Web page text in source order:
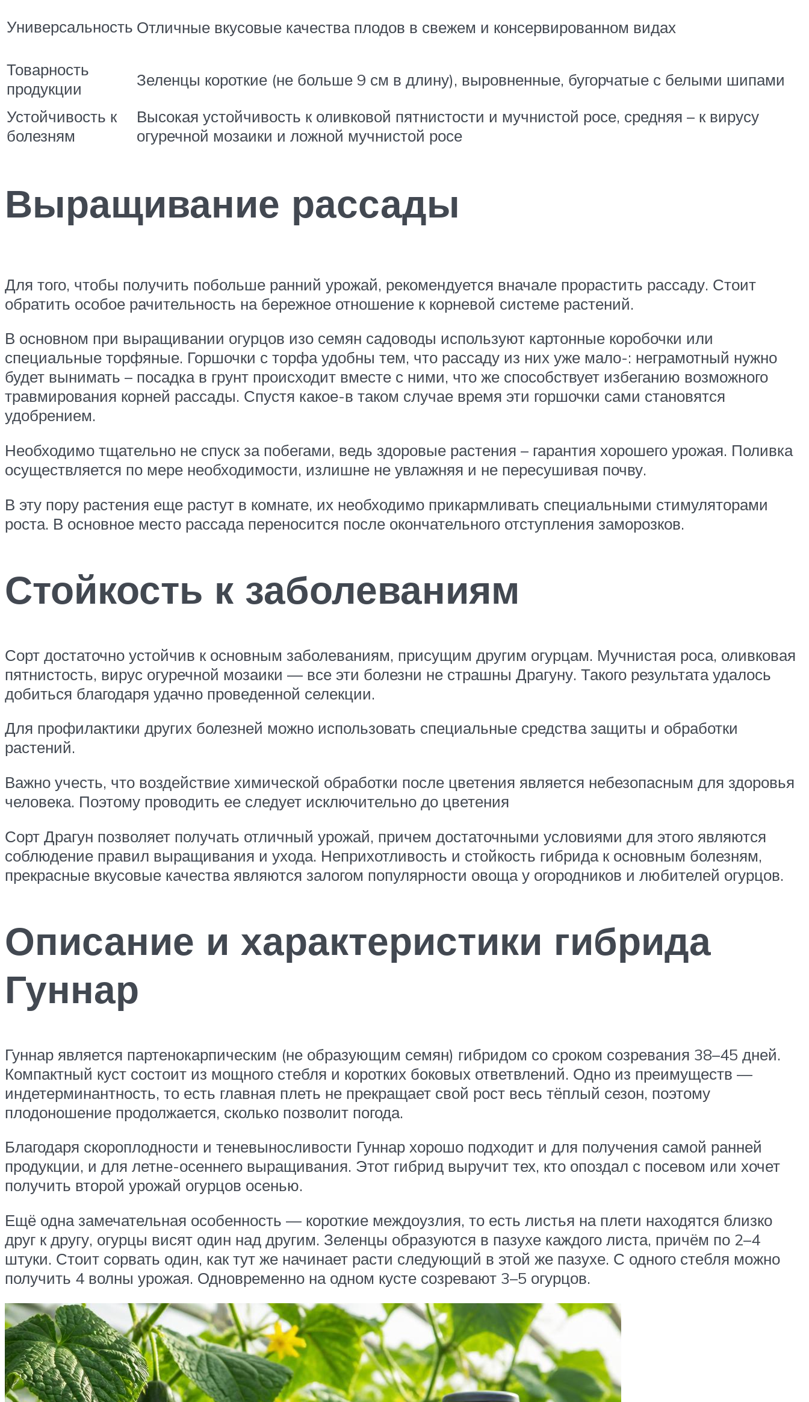
Универсальность Отличные вкусовые качества плодов в свежем и консервированном видах
Товарность
продукции
Зеленцы короткие (не больше 9 см в длину), выровненные, бугорчатые с белыми шипами
Устойчивость к
болезням
Высокая устойчивость к оливковой пятнистости и мучнистой росе, средняя – к вирусу
огуречной мозаики и ложной мучнистой росе
Выращивание рассады
Для того, чтобы получить побольше ранний урожай, рекомендуется вначале прорастить рассаду. Стоит
обратить особое рачительность на бережное отношение к корневой системе растений.
В основном при выращивании огурцов изо семян садоводы используют картонные коробочки или
специальные торфяные. Горшочки с торфа удобны тем, что рассаду из них уже мало-: неграмотный нужно
будет вынимать – посадка в грунт происходит вместе с ними, что же способствует избеганию возможного
травмирования корней рассады. Спустя какое-в таком случае время эти горшочки сами становятся
удобрением.
Необходимо тщательно не спуск за побегами, ведь здоровые растения – гарантия хорошего урожая. Поливка
осуществляется по мере необходимости, излишне не увлажняя и не пересушивая почву.
В эту пору растения еще растут в комнате, их необходимо прикармливать специальными стимуляторами
роста. В основное место рассада переносится после окончательного отступления заморозков.
Стойкость к заболеваниям
Сорт достаточно устойчив к основным заболеваниям, присущим другим огурцам. Мучнистая роса, оливковая
пятнистость, вирус огуречной мозаики — все эти болезни не страшны Драгуну. Такого результата удалось
добиться благодаря удачно проведенной селекции.
Для профилактики других болезней можно использовать специальные средства защиты и обработки
растений.
Важно учесть, что воздействие химической обработки после цветения является небезопасным для здоровья
человека. Поэтому проводить ее следует исключительно до цветения
Сорт Драгун позволяет получать отличный урожай, причем достаточными условиями для этого являются
соблюдение правил выращивания и ухода. Неприхотливость и стойкость гибрида к основным болезням,
прекрасные вкусовые качества являются залогом популярности овоща у огородников и любителей огурцов.
Описание и характеристики гибрида
Гуннар
Гуннар является партенокарпическим (не образующим семян) гибридом со сроком созревания 38–45 дней.
Компактный куст состоит из мощного стебля и коротких боковых ответвлений. Одно из преимуществ —
индетерминантность, то есть главная плеть не прекращает свой рост весь тёплый сезон, поэтому
плодоношение продолжается, сколько позволит погода.
Благодаря скороплодности и теневыносливости Гуннар хорошо подходит и для получения самой ранней
продукции, и для летне-осеннего выращивания. Этот гибрид выручит тех, кто опоздал с посевом или хочет
получить второй урожай огурцов осенью.
Ещё одна замечательная особенность — короткие междоузлия, то есть листья на плети находятся близко
друг к другу, огурцы висят один над другим. Зеленцы образуются в пазухе каждого листа, причём по 2–4
штуки. Стоит сорвать один, как тут же начинает расти следующий в этой же пазухе. С одного стебля можно
получить 4 волны урожая. Одновременно на одном кусте созревают 3–5 огурцов.